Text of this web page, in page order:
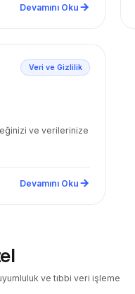
Devamını Oku
Veri ve Gizlilik
ve verilerinize
Devamını Oku
ve tıbbi veri işleme